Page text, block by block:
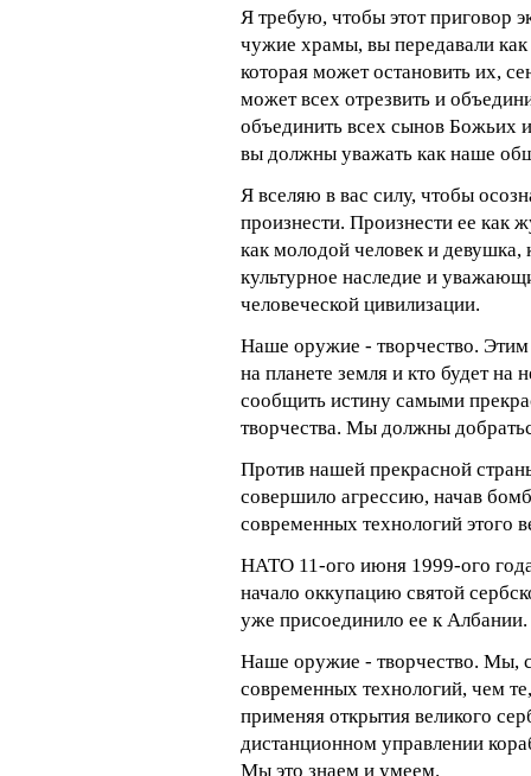
Я требую, чтобы этот приговор
чужие храмы, вы передавали
которая может остановить их,
может всех отрезвить и
объединить всех сынов Божьих
вы должны уважать как наше
Я вселяю в вас силу, чтобы
произнести. Произнести ее как
как молодой человек и девушка,
культурное наследие и
человеческой цивилизации.
Наше оружие - творчество.
на планете земля и кто будет
сообщить истину самыми
творчества. Мы должны
Против нашей прекрасной
совершило агрессию, начав
современных технологий этого
НАТО 11-ого июня 1999-ого
начало оккупацию святой
уже присоединило ее к Албании.
Наше оружие - творчество. Мы,
современных технологий, чем
применяя открытия великого
дистанционном управлении
Мы это знаем и умеем.